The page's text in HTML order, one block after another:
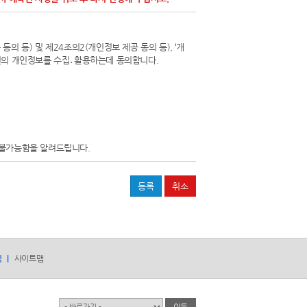
의 등) 및 제24조의2(개인정보 제공 동의 등), ‘개
개인정보를 수집․활용하는데 동의합니다.
능함을 알려드립니다.
사이트맵
유관기관